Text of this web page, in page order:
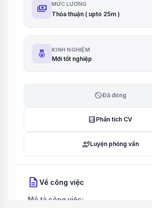
payments MỨC LƯƠNG
Thỏa thuận ( upto 25m )
KINH NGHIỆM
Mới tốt nghiệp
blockĐã đóng
analytics Phân tích CV
record_voice_overLuyện phỏng vấn
description Về công việc
Mô tả công việc: